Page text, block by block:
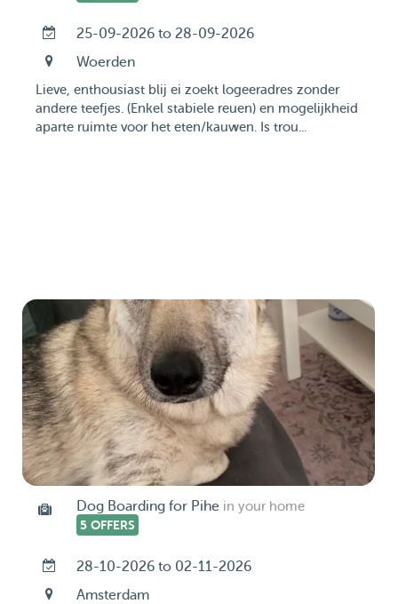
25-09-2026 to 28-09-2026
Woerden
Lieve, enthousiast blij ei zoekt logeeradres zonder
andere teefjes. (Enkel stabiele reuen) en mogelijkheid
aparte ruimte voor het eten/kauwen. Is trou...
Dog Boarding for Pihe in your home
5 OFFERS
28-10-2026 to 02-11-2026
Amsterdam